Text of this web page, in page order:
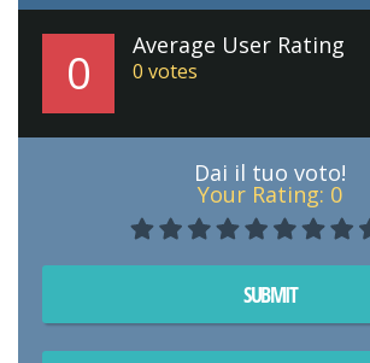
0 Average User Rating
0 votes
Dai il tuo voto!
Your Rating: 0
SUBMIT